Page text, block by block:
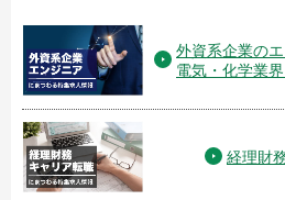
外資系企業の
電気・化学業界
経理財